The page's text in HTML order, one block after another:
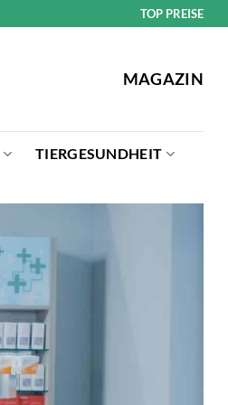
TOP PREISE
MAGAZIN
TIERGESUNDHEIT